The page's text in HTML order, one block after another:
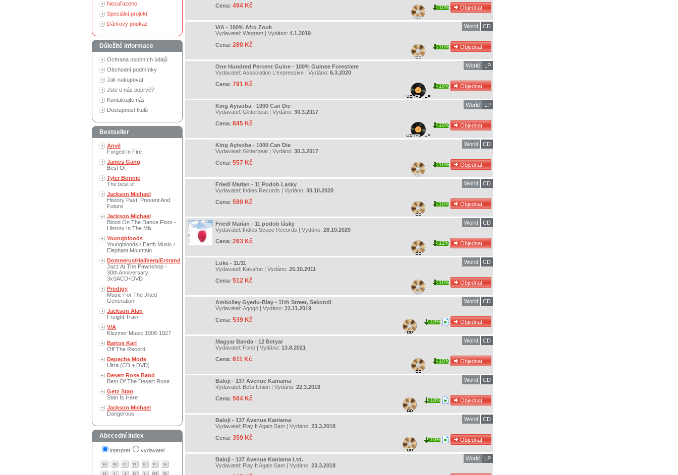
Nezařazeno
Speciální projekt
Dárkový poukaz
Důležité informace
Ochrana osobních údajů
Obchodní podmínky
Jak nakupovat
Jste u nás poprvé?
Kontaktujte nás
Dostupnost titulů
Bestseller
Anvil
Forged In Fire
James Gang
Best Of
Tyler Bonnie
The best of
Jackson Michael
History Past, Present And
Future
Jackson Michael
Blood On The Dance Floor -
History In The Mix
Youngbloods
Youngbloods / Earth Music /
Elephant Mountain
Domnerus/Hallberg/Erstand
Jazz At The Pawnshop -
30th Anniversary
3xSACD+DVD
Prodigy
Music For The Jilted
Generation
Jackson Alan
Freight Train
V/A
Klezmer Music 1908-1927
Bartos Karl
Off The Record
Depeche Mode
Ultra (CD + DVD)
Desert Rose Band
Best Of The Desert Rose..
Getz Stan
Stan Is Here
Jackson Michael
Dangerous
Abecední index
interpret vydavatel
Cena: 494 Kč 10%
V/A - 100% Afro Zouk
Vydavatel: Wagram | Vydáno: 4.1.2019
Cena: 280 Kč
CD
World
10%
One Hundred Percent Guine - 100% Guinee Forestiere
Vydavatel: Association L'expressive | Vydáno: 6.3.2020
Cena: 791 Kč
LP
World
10%
King Ayisoba - 1000 Can Die
Vydavatel: Glitterbeat | Vydáno: 30.3.2017
Cena: 845 Kč
LP
World
10%
King Ayisoba - 1000 Can Die
Vydavatel: Glitterbeat | Vydáno: 30.3.2017
Cena: 557 Kč
CD
World
10%
Friedl Marian - 11 Podob Lasky
Vydavatel: Indies Records | Vydáno: 30.10.2020
Cena: 599 Kč
CD
World
10%
Friedl Marian - 11 podob lásky
Vydavatel: Indies Scope Records | Vydáno: 28.10.2020
Cena: 263 Kč
CD
World
12%
Loke - 11/11
Vydavatel: Kakafon | Vydáno: 25.10.2011
Cena: 512 Kč
CD
World
10%
Ambolley Gyedu-Blay - 11th Street, Sekondi
Vydavatel: Agogo | Vydáno: 22.11.2019
Cena: 539 Kč
CD
World
10%
Magyar Banda - 12 Betyar
Vydavatel: Fono | Vydáno: 13.8.2021
Cena: 611 Kč
CD
World
10%
Baloji - 137 Avenue Kaniama
Vydavatel: Bella Union | Vydáno: 22.3.2018
Cena: 564 Kč
CD
World
10%
Baloji - 137 Avenue Kaniama
Vydavatel: Play It Again Sam | Vydáno: 23.3.2018
Cena: 359 Kč
CD
World
10%
Baloji - 137 Avenue Kaniama Ltd.
Vydavatel: Play It Again Sam | Vydáno: 23.3.2018
LP
World